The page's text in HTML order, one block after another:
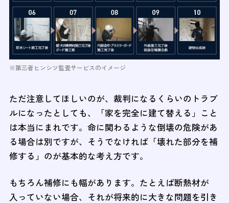
※第三者ヒンシツ監査サービスのイメージ
ただ注意してほしいのが、裁判になるくらいのトラブ
ルになったとしても、「家を完全に建て替える」こと
は本当にまれです。命に関わるような倒壊の危険があ
る場合は別ですが、そうでなければ「壊れた部分を補
修する」のが基本的な考え方です。
もちろん補修にも幅があります。たとえば断熱材が
入っていない場合、それが将来的に大きな問題を引き